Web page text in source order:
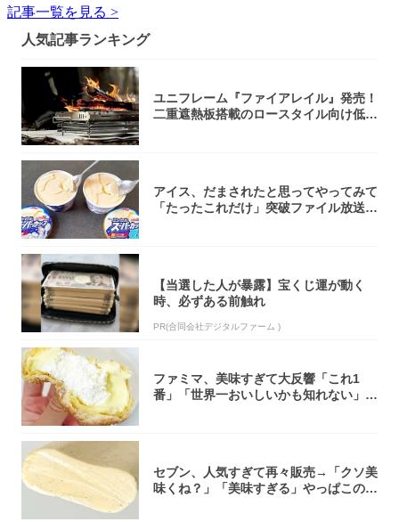
記事一覧を見る >
人気記事ランキング
ユニフレーム『ファイアレイル』発売！
二重遮熱板搭載のロースタイル向け低型
アイス、だまされたと思ってやってみて
「たったこれだけ」突破ファイル放送で
【当選した人が暴露】宝くじ運が動く
時、必ずある前触れ
PR(合同会社デジタルファーム )
ファミマ、美味すぎて大反響「これ1
番」「世界一おいしいかも知れない」
セブン、人気すぎて再々販売→「クソ美
味くね？」「美味すぎる」やっぱこのク